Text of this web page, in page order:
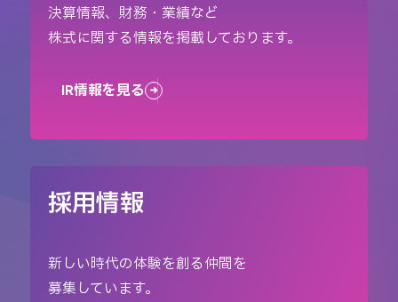
決算情報、財務・業績など
株式に関する情報を掲載しております。
IR情報を見る
採用情報
新しい時代の体験を創る仲間を
募集しています。